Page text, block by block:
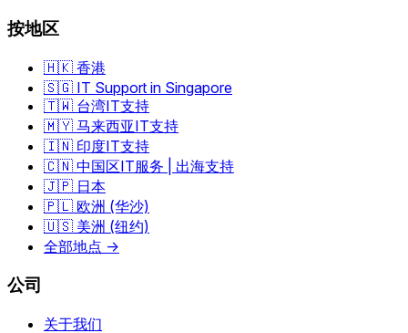
按地区
🇭🇰 香港
🇸🇬 IT Support in Singapore
🇹🇼 台湾IT支持
🇲🇾 马来西亚IT支持
🇮🇳 印度IT支持
🇨🇳 中国区IT服务 | 出海支持
🇯🇵 日本
🇵🇱 欧洲 (华沙)
🇺🇸 美洲 (纽约)
全部地点 →
公司
关于我们